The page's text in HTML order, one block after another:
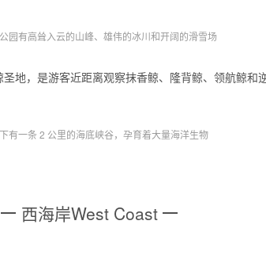
园有高耸入云的山峰、雄伟的冰川和开阔的滑雪场
地，是游客近距离观察抹香鲸、隆背鲸、领航鲸和
有一条 2 公里的海底峡谷，孕育着大量海洋生物
西海岸West Coast